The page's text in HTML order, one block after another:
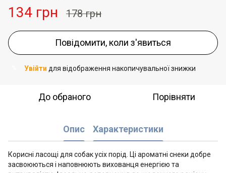
134 грн 178 грн
Повідомити, коли з'явиться
Увійти для відображення накопичувальної знижки
До обраного Порівняти
Опис Характеристики
Корисні ласощі для собак усіх порід. Ці ароматні снеки добре
засвоюються і наповнюють вихованця енергією та